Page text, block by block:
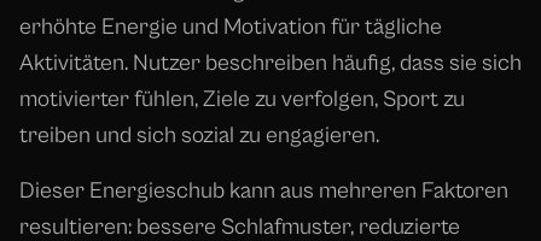
erhöhte Energie und Motivation für tägliche
Aktivitäten. Nutzer beschreiben häufig, dass sie sich
motivierter fühlen, Ziele zu verfolgen, Sport zu
treiben und sich sozial zu engagieren.
Dieser Energieschub kann aus mehreren Faktoren
resultieren: bessere Schlafmuster, reduzierte